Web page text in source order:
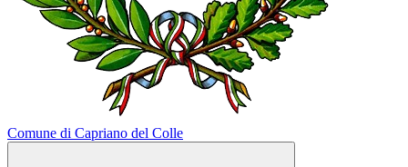
Comune di Capriano del Colle